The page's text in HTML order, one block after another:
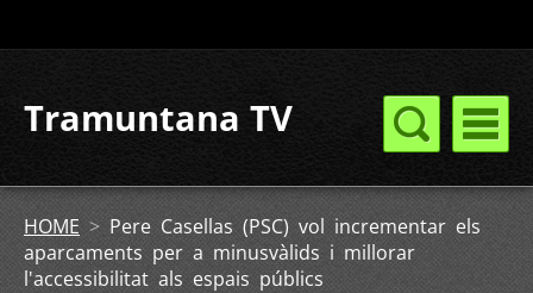
Tramuntana TV
HOME > Pere Casellas (PSC) vol incrementar els
aparcaments per a minusvàlids i millorar
l'accessibilitat als espais públics